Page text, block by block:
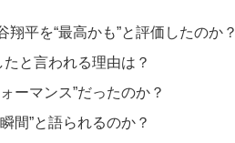
平を“最高かも”と評価したのか？
と言われる理由は？
ーマンス”だったのか？
間”と語られるのか？